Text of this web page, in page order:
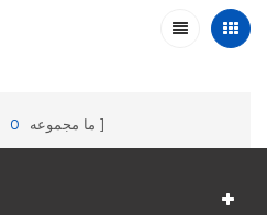
ما مجموعه 0